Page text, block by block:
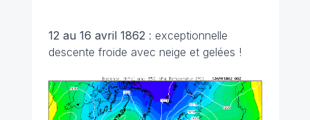
12 au 16 avril 1862 : exceptionnelle
descente froide avec neige et gelées !